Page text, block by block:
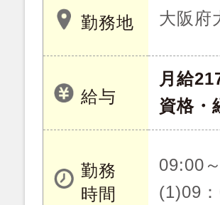
勤務地 大阪府
給与
月給
資格・
勤務
時間
09:00
(1)09